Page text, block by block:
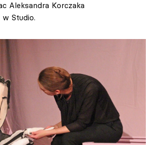
Aleksandra Korczaka
Studio.